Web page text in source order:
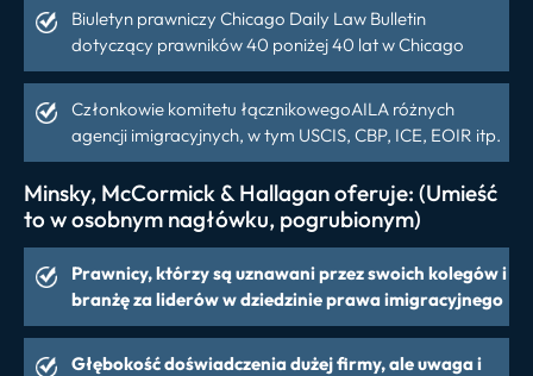
Biuletyn prawniczy Chicago Daily Law Bulletin
dotyczący prawników 40 poniżej 40 lat w Chicago
Członkowie komitetu łącznikowegoAILA różnych
agencji imigracyjnych, w tym USCIS, CBP, ICE, EOIR itp.
Minsky, McCormick & Hallagan oferuje: (Umieść
to w osobnym nagłówku, pogrubionym)
Prawnicy, którzy są uznawani przez swoich kolegów i
branżę za liderów w dziedzinie prawa imigracyjnego
Głębokość doświadczenia dużej firmy, ale uwaga i